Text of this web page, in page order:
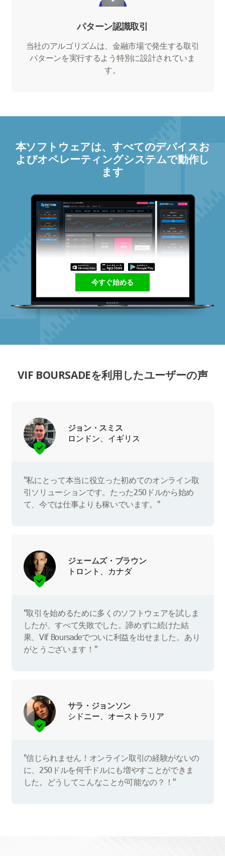
パターン認識取引
当社のアルゴリズムは、金融市場で発生する取引
パターンを実行するよう特別に設計されていま
す。
本ソフトウェアは、すべてのデバイスお
よびオペレーティングシステムで動作し
ます
今すぐ始める
VIF BOURSADEを利用したユーザーの声
ジョン・スミス
ロンドン、イギリス
"私にとって本当に役立った初めてのオンライン取
引ソリューションです。たった250ドルから始め
て、今では仕事よりも稼いでいます。"
ジェームズ・ブラウン
トロント、カナダ
"取引を始めるために多くのソフトウェアを試しま
したが、すべて失敗でした。諦めずに続けた結
果、Vif Boursadeでついに利益を出せました。あり
がとうございます！"
サラ・ジョンソン
シドニー、オーストラリア
"信じられません！オンライン取引の経験がないの
に、250ドルを何千ドルにも増やすことができま
した。どうしてこんなことが可能なの？！"